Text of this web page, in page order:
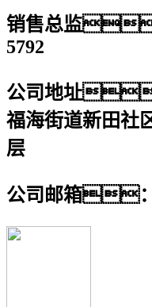
销售总监
5792
公司地址
福海街道新田社
层
公司邮箱：